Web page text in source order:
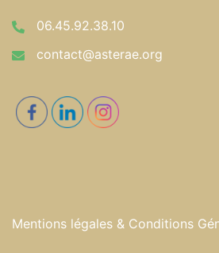
06.45.92.38.10
contact@asterae.org
Mentions légales & Conditions